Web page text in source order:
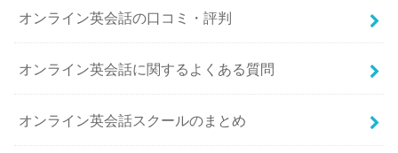
オンライン英会話の口コミ・評判
オンライン英会話に関するよくある質問
オンライン英会話スクールのまとめ